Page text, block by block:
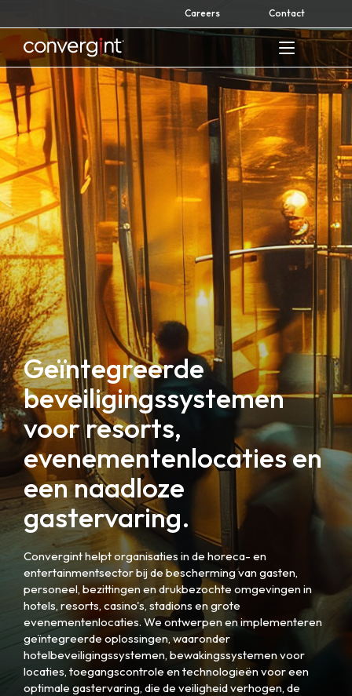
to
content
Careers Contact
Home
Geïntegreerde
beveiligingssystemen
voor resorts,
evenementenlocaties en
een naadloze
gastervaring.
Convergint helpt organisaties in de horeca- en
entertainmentsector bij de bescherming van gasten,
personeel, bezittingen en drukbezochte omgevingen in
hotels, resorts, casino's, stadions en grote
evenementenlocaties. We ontwerpen en implementeren
geïntegreerde oplossingen, waaronder
hotelbeveiligingssystemen, bewakingssystemen voor
locaties, toegangscontrole en technologieën voor een
optimale gastervaring, die de veiligheid verhogen, de